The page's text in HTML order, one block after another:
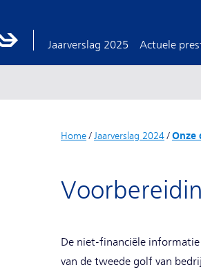
Jaarverslag 2025 Actuele
Home/ Jaarverslag 2024/Onze
De niet-financiële informatie
van de tweede golf van